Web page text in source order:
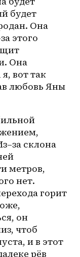
будет
Она
этого
Она
вот так
любовь Яны
склона
метров,
нет.
горит
он
чтоб
и в этот
рёв